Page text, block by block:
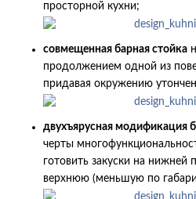
просторной кухни;
совмещенная барная стойка
продолжением одной из
придавая окружению
двухъярусная модификация
черты
готовить закуски на нижней
верхнюю (меньшую по